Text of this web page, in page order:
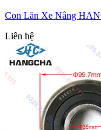
Con Lăn Xe Nâng
Liên hệ